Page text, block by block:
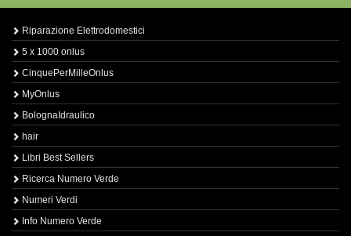
Riparazione Elettrodomestici
5 x 1000 onlus
CinquePerMilleOnlus
MyOnlus
BolognaIdraulico
hair
Libri Best Sellers
Ricerca Numero Verde
Numeri Verdi
Info Numero Verde